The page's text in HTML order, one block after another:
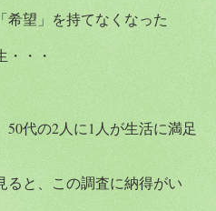
希望」を持てなくなった
・・
50代の2人に1人が生活に満足
ると、この調査に納得がい